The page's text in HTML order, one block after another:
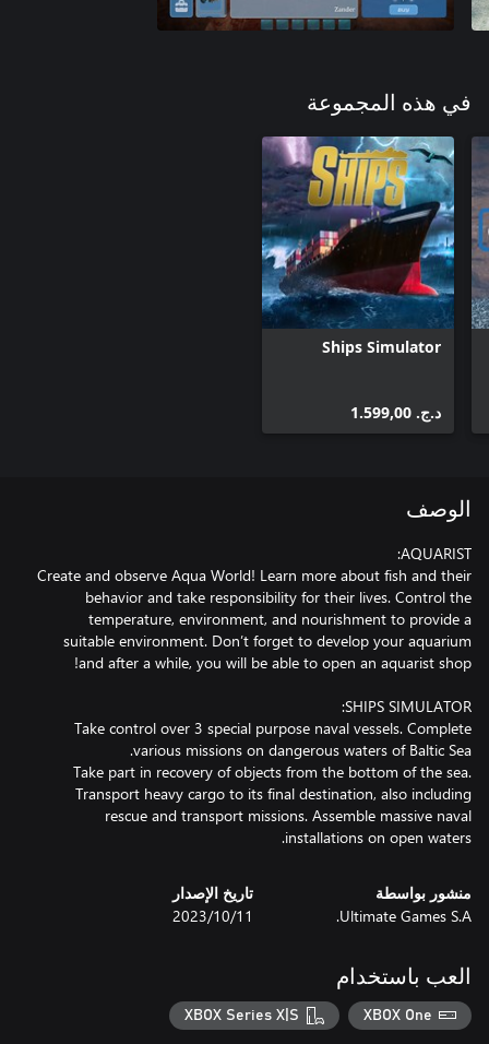
في هذه المجموعة
Ships Simulator
د.ج.‏ 1.599,00
الوصف
Create and observe Aqua World! Learn more about fish and their
behavior and take responsibility for their lives. Control the
temperature, environment, and nourishment to provide a
suitable environment. Don’t forget to develop your aquarium
Take control over 3 special purpose naval vessels. Complete
Take part in recovery of objects from the bottom of the sea.
Transport heavy cargo to its final destination, also including
rescue and transport missions. Assemble massive naval
installations on open waters.
منشور بواسطة
Ultimate Games S.A.
تاريخ الإصدار
11‏/10‏/2023
العب باستخدام
XBOX One
XBOX Series X|S